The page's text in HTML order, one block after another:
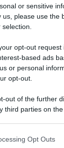
or sensitive
please use the
opt-out request
based ads
or personal
opt-out.
out of the further
third parties on the
be disclosed by
Opt Outs